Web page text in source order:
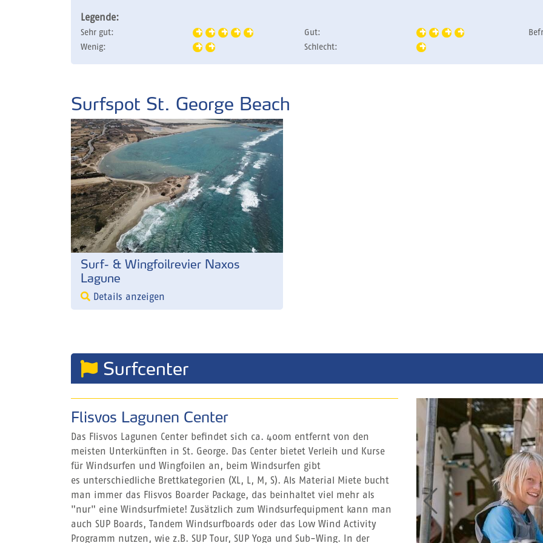
Legende:
Sehr gut: Gut:
Wenig:
Schlecht:
Surfspot St. George Beach
Surf- & Wingfoilrevier Naxos
Lagune
Details anzeigen
Surfcenter
Flisvos Lagunen Center
Das Flisvos Lagunen Center befindet sich ca. 400m entfernt von den
meisten Unterkünften in St. George. Das Center bietet Verleih und Kurse
für Windsurfen und Wingfoilen an, beim Windsurfen gibt
es unterschiedliche Brettkategorien (XL, L, M, S). Als Material Miete bucht
man immer das Flisvos Boarder Package, das beinhaltet viel mehr als
"nur" eine Windsurfmiete! Zusätzlich zum Windsurfequipment kann man
auch SUP Boards, Tandem Windsurfboards oder das Low Wind Activity
Programm nutzen, wie z.B. SUP Tour, SUP Yoga und Sub-Wing. In der